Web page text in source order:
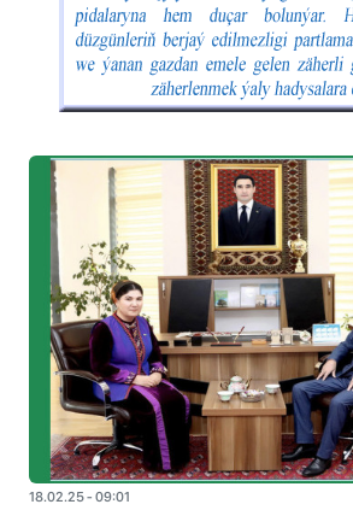
18.02.25 - 09:01